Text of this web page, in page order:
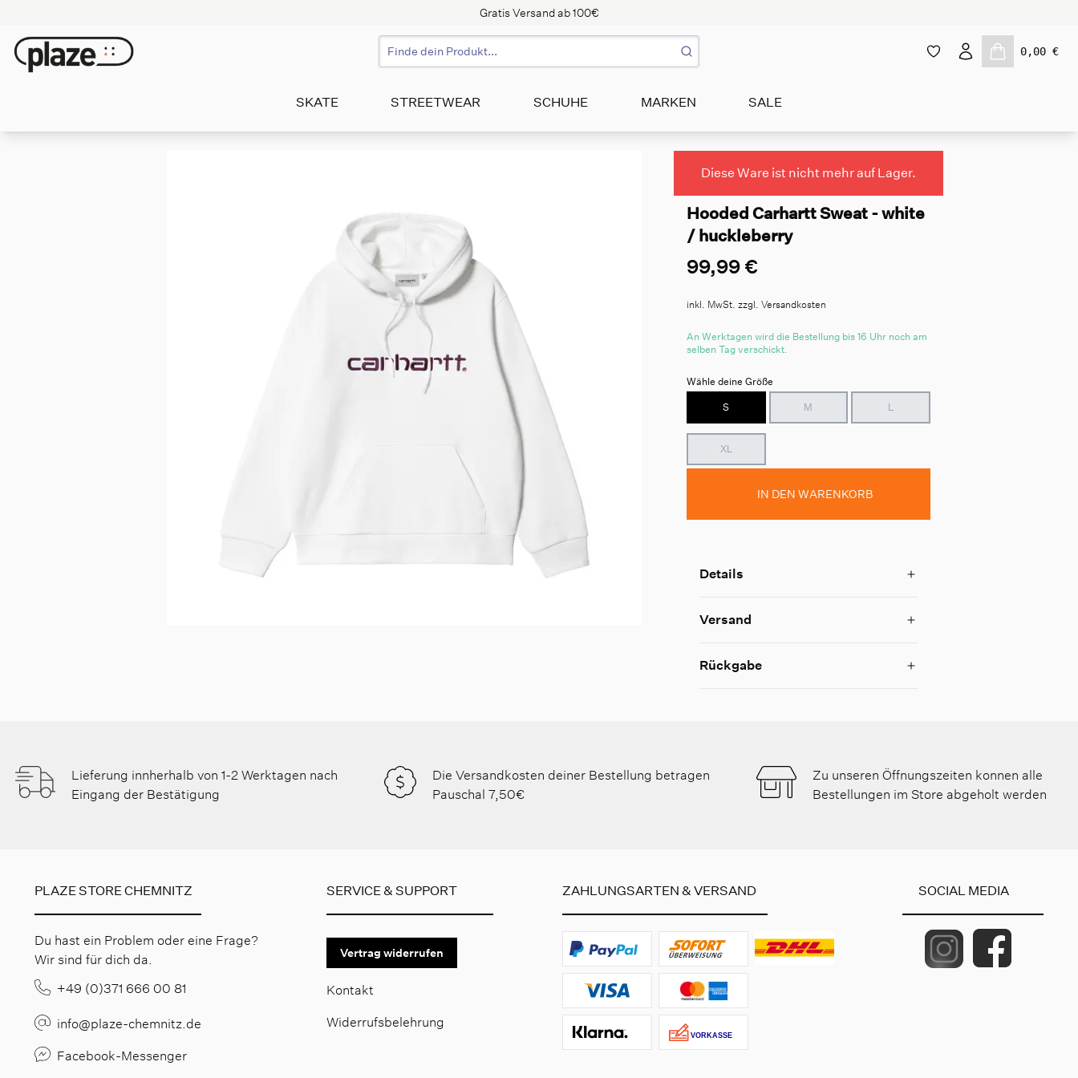
Gratis Versand ab 100€
0,00 €
SKATE STREETWEAR SCHUHE MARKEN SALE
Diese Ware ist nicht mehr auf Lager.
Hooded Carhartt Sweat - white
/ huckleberry
99,99 €
inkl. MwSt. zzgl. Versandkosten
An Werktagen wird die Bestellung bis 16 Uhr noch am
selben Tag verschickt.
Wähle deine Größe
S
M L
XL
IN DEN WARENKORB
Details
Versand
Rückgabe
Lieferung innherhalb von 1-2 Werktagen nach
Eingang der Bestätigung
Die Versandkosten deiner Bestellung betragen
Pauschal 7,50€
Zu unseren Öffnungszeiten konnen alle
Bestellungen im Store abgeholt werden
PLAZE STORE CHEMNITZ
Du hast ein Problem oder eine Frage?
Wir sind für dich da.
+49 (0)371 666 00 81
info@plaze-chemnitz.de
Facebook-Messenger
SERVICE & SUPPORT
Vertrag widerrufen
Kontakt
Widerrufsbelehrung
ZAHLUNGSARTEN & VERSAND SOCIAL MEDIA